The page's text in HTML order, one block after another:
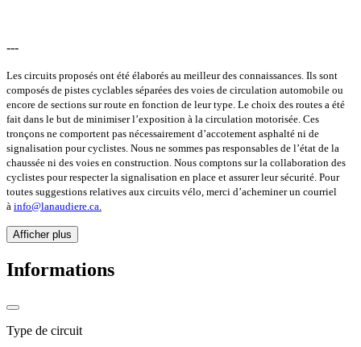
---
Les circuits proposés ont été élaborés au meilleur des connaissances. Ils sont
composés de pistes cyclables séparées des voies de circulation automobile ou
encore de sections sur route en fonction de leur type. Le choix des routes a été
fait dans le but de minimiser l’exposition à la circulation motorisée. Ces
tronçons ne comportent pas nécessairement d’accotement asphalté ni de
signalisation pour cyclistes. Nous ne sommes pas responsables de l’état de la
chaussée ni des voies en construction. Nous comptons sur la collaboration des
cyclistes pour respecter la signalisation en place et assurer leur sécurité. Pour
toutes suggestions relatives aux circuits vélo, merci d’acheminer un courriel
à info@lanaudiere.ca.
Afficher plus
Informations
Type de circuit